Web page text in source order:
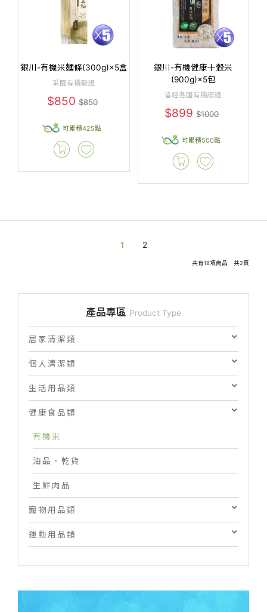
產品專區 Product Type
居家清潔類
個人清潔類
生活用品類
健康食品類
有機米
油品．乾貨
生鮮肉品
寵物用品類
運動用品類
銀川-有機米麵條(300g)×5盒
采園有機驗證
$850$850
可累積425點
銀川-有機健康十穀米
(900g)×5包
皆經各國有機認證
$899$1000
可累積500點
1 2
共有18項商品 共2頁